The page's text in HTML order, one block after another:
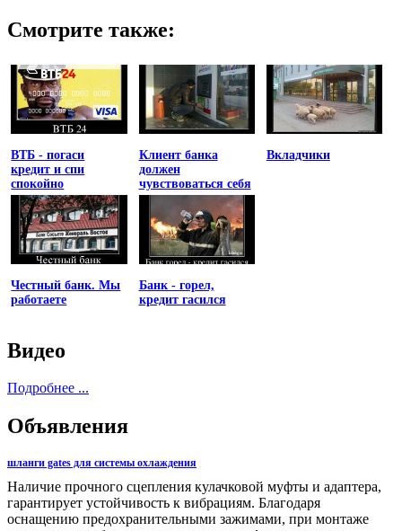
Смотрите также:
ВТБ - погаси
кредит и спи
спокойно
Клиент банка
должен
чувствоваться себя
униженным
Вкладчики
Честный банк. Мы
работаете
Банк - горел,
кредит гасился
Видео
Подробнее ...
Объявления
шланги gates для системы охлаждения
Наличие прочного сцепления кулачковой муфты и адаптера,
гарантирует устойчивость к вибрациям. Благодаря
оснащению предохранительными зажимами, при монтаже